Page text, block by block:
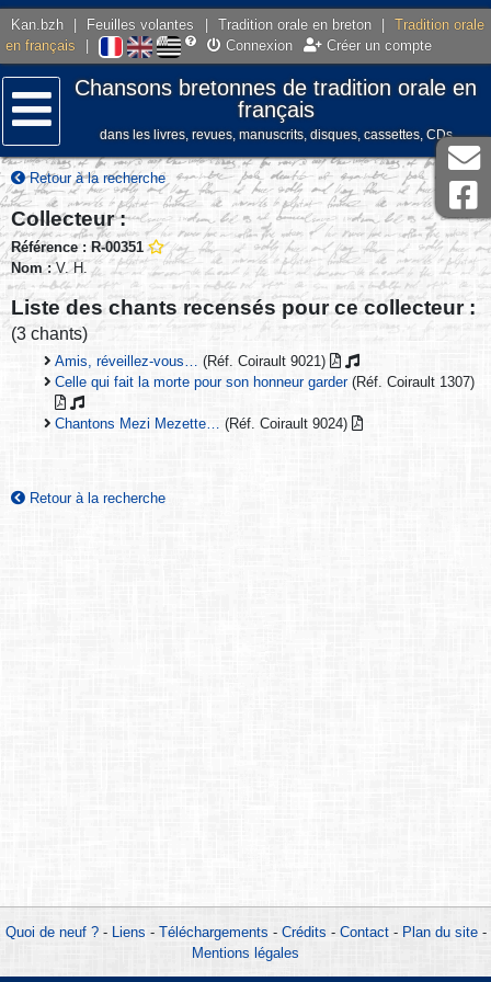
Kan.bzh Feuilles volantes Tradition orale en breton
Tradition orale
en français
Connexion Créer un compte
Menu
Chansons bretonnes de tradition orale en
français
dans les livres, revues, manuscrits, disques, cassettes, CDs
Retour à la recherche
Collecteur :
Référence : R-00351
Nom :V. H.
Liste des chants recensés pour ce collecteur :
(3 chants)
Amis, réveillez-vous… (Réf. Coirault 9021)
Celle qui fait la morte pour son honneur garder(Réf. Coirault 1307)
Chantons Mezi Mezette… (Réf. Coirault 9024)
Retour à la recherche
Quoi de neuf ?- Liens - Téléchargements - Crédits - Contact- Plan du site-
Mentions légales